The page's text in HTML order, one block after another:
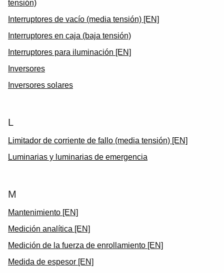
tensión)
Interruptores de vacío (media tensión) [EN]
Interruptores en caja (baja tensión)
Interruptores para iluminación [EN]
Inversores
Inversores solares
L
Limitador de corriente de fallo (media tensión) [EN]
Luminarias y luminarias de emergencia
M
Mantenimiento [EN]
Medición analítica [EN]
Medición de la fuerza de enrollamiento [EN]
Medida de espesor [EN]